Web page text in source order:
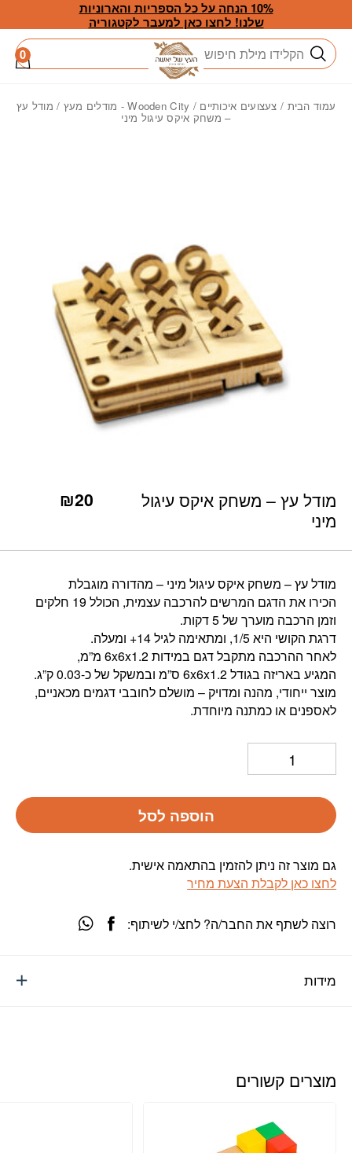
Skip to Content
10% הנחה על כל הספריות והארוניות
שלנו! לחצו כאן למעבר לקטגוריה
חיפוש 0
עמוד הבית / צעצועים איכותיים / Wooden City - מודלים מעץ / מודל עץ
– משחק איקס עיגול מיני
מודל עץ – משחק איקס עיגול
מיני
₪20
מודל עץ – משחק איקס עיגול מיני – מהדורה מוגבלת
הכירו את הדגם המרשים להרכבה עצמית, הכולל 19 חלקים
וזמן הרכבה מוערך של 5 דקות.
דרגת הקושי היא 1/5, ומתאימה לגיל 14+ ומעלה.
לאחר ההרכבה מתקבל דגם במידות 6x6x1.2 מ”מ,
המגיע באריזה בגודל 6x6x1.2 ס”מ ובמשקל של כ-0.03 ק”ג.
מוצר ייחודי, מהנה ומדויק – מושלם לחובבי דגמים מכאניים,
לאספנים או כמתנה מיוחדת.
הוספה לסל
גם מוצר זה ניתן להזמין בהתאמה אישית.
לחצו כאן לקבלת הצעת מחיר
מידות
רוצה לשתף את החבר/ה? לחצ/י לשיתוף:
מוצרים קשורים